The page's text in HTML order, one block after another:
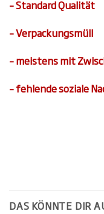
– Standard Qualität
– Verpackungsmüll
– meistens mit
– fehlende soziale
DAS KÖNNTE DIR